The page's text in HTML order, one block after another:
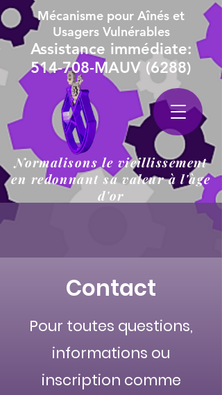
Mécanisme pour Aînés et
Usagers Vulnérables
Assistance immédiate:
514-708-MAUV (6288)
Normalisons le vieillissement
en redonnant sa valeur à l'àge
d'or
Contact
Pour toutes questions,
informations ou
inscription comme